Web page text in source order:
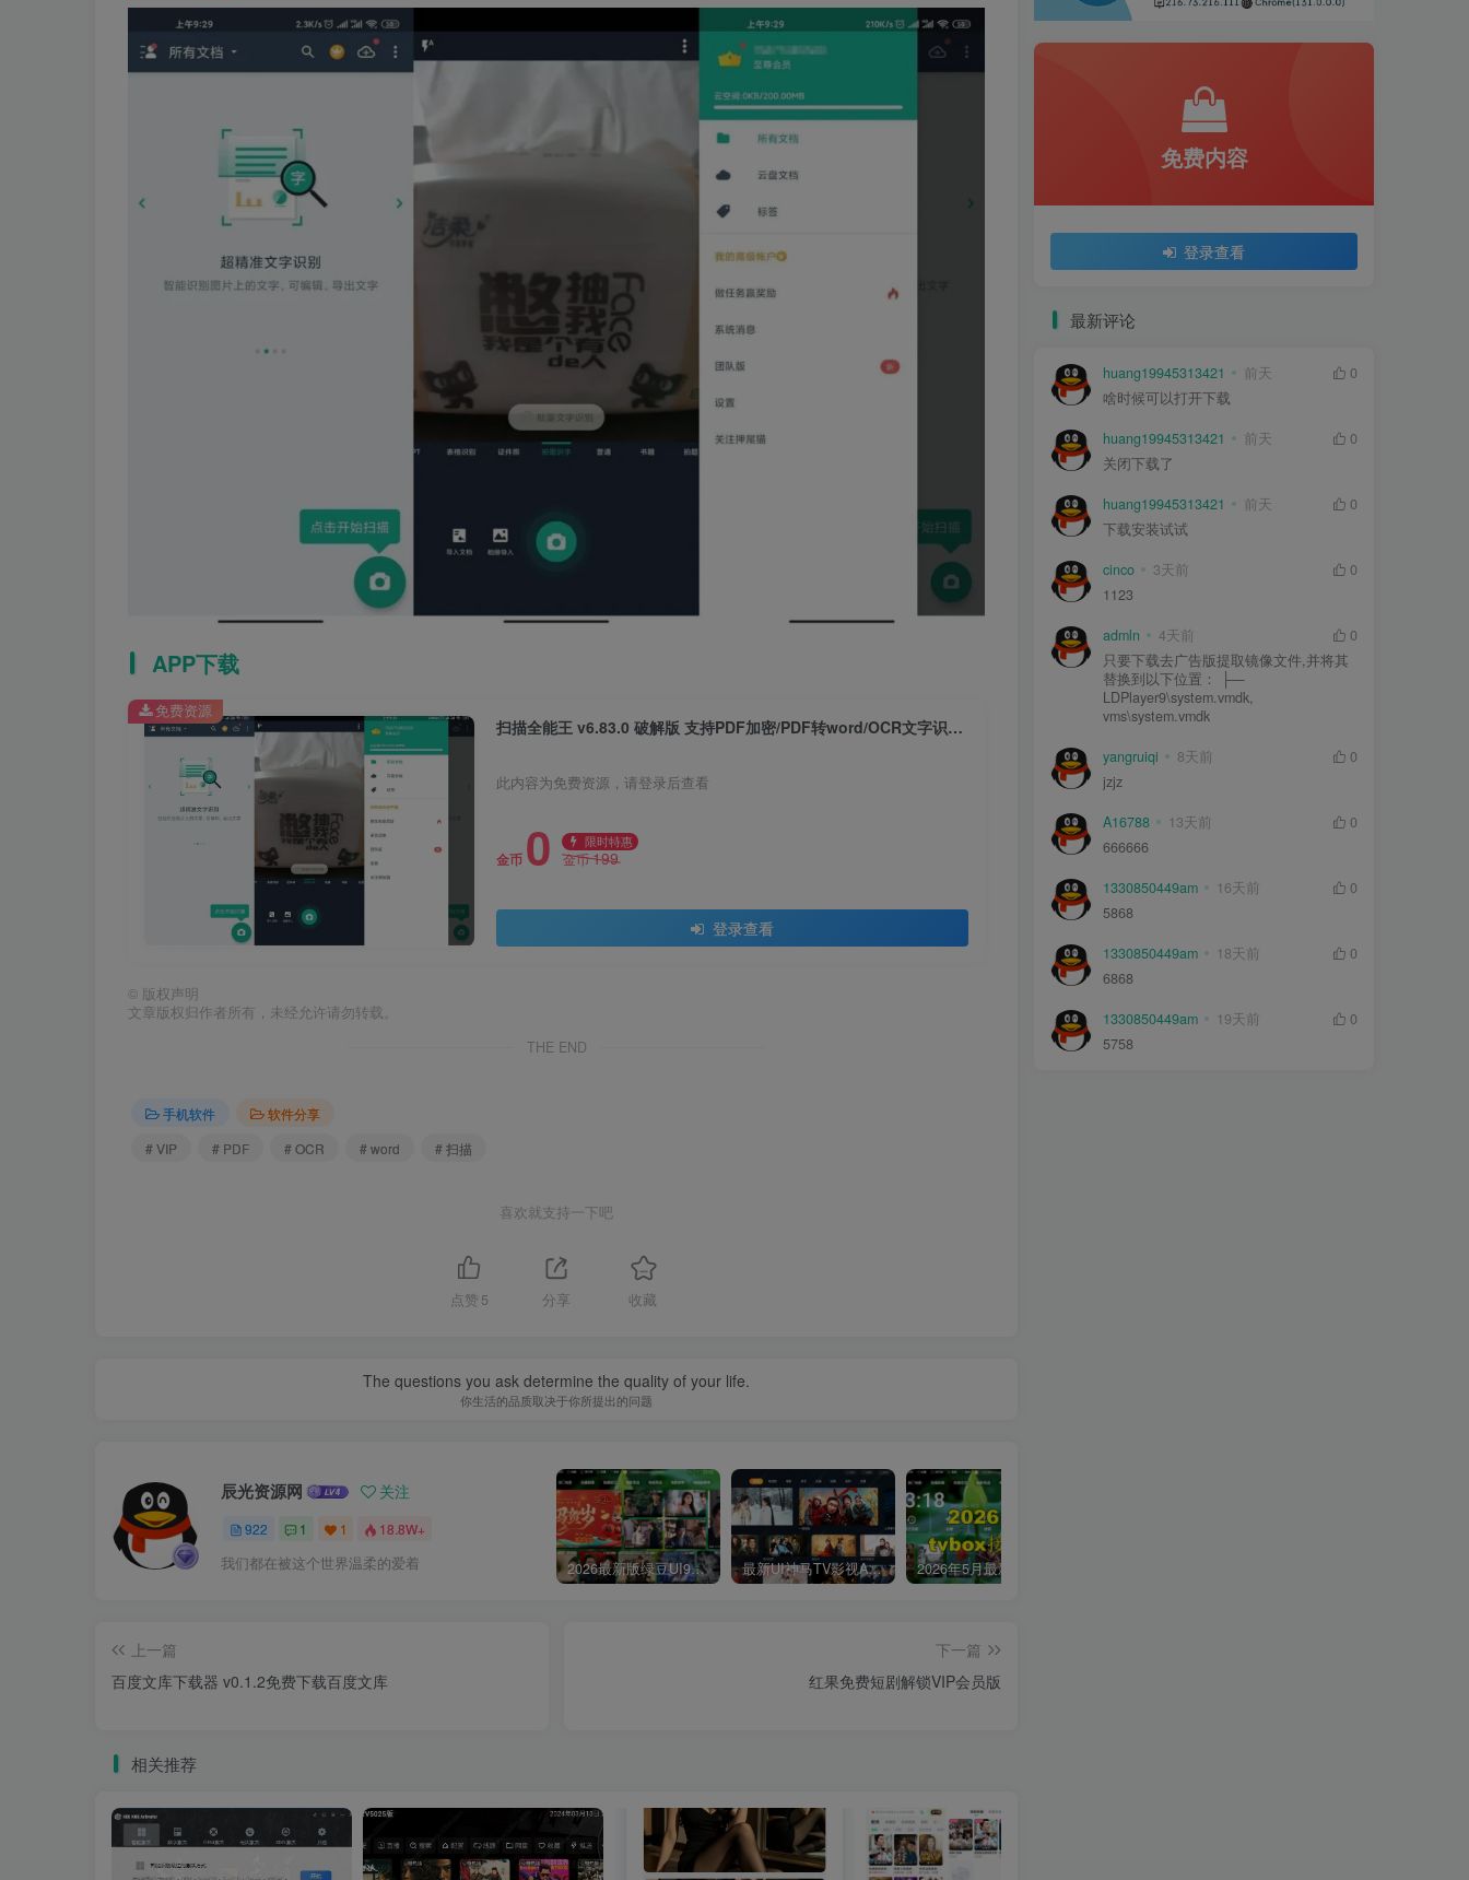
APP下载
扫描全能王 v6.83.0 破解版 支持PDF加密/PDF转word/OCR文字识别/PDF编辑/电子签名/识别翻译
此内容为免费资源，请登录后查看
金币 0 限时特惠
金币199
登录查看
免费资源
© 版权声明
文章版权归作者所有，未经允许请勿转载。
THE END
手机软件
软件分享
# VIP
# PDF # OCR # word # 扫描
喜欢就支持一下吧
点赞 5 分享 收藏
The questions you ask determine the quality of your life.
你生活的品质取决于你所提出的问题
辰光资源网 关注
922 1 1 18.8W+
我们都在被这个世界温柔的爱着 2026最新版绿豆UI9双端影视APP源码 最新UI神马TV影视APP源码 乐檬影视苹果CMS后台 包含前后端源码
上一篇
百度文库下载器 v0.1.2免费下载百度文库
下一篇
红果免费短剧解锁VIP会员版
相关推荐
免费内容
登录查看
最新评论
huang19945313421 前天
0
啥时候可以打开下载
huang19945313421 前天
0
关闭下载了
huang19945313421 前天
0
下载安装试试
cinco 3天前
0
1123
admln 4天前
0
只要下载去广告版提取镜像文件,并将其
替换到以下位置： ├—
LDPlayer9\system.vmdk,
vms\system.vmdk
yangruiqi 8天前
0
jzjz
A16788 13天前
0
666666
1330850449am 16天前
0
5868
1330850449am 18天前
0
6868
1330850449am 19天前
0
5758